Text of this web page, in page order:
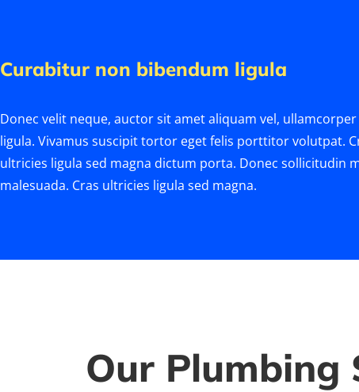
Curabitur non bibendum ligula
Donec velit neque, auctor sit amet aliquam vel,
ligula. Vivamus suscipit tortor eget felis porttitor volutpat.
ultricies ligula sed magna dictum porta. Donec sollicitudin
malesuada. Cras ultricies ligula sed magna.
Our Plumbing